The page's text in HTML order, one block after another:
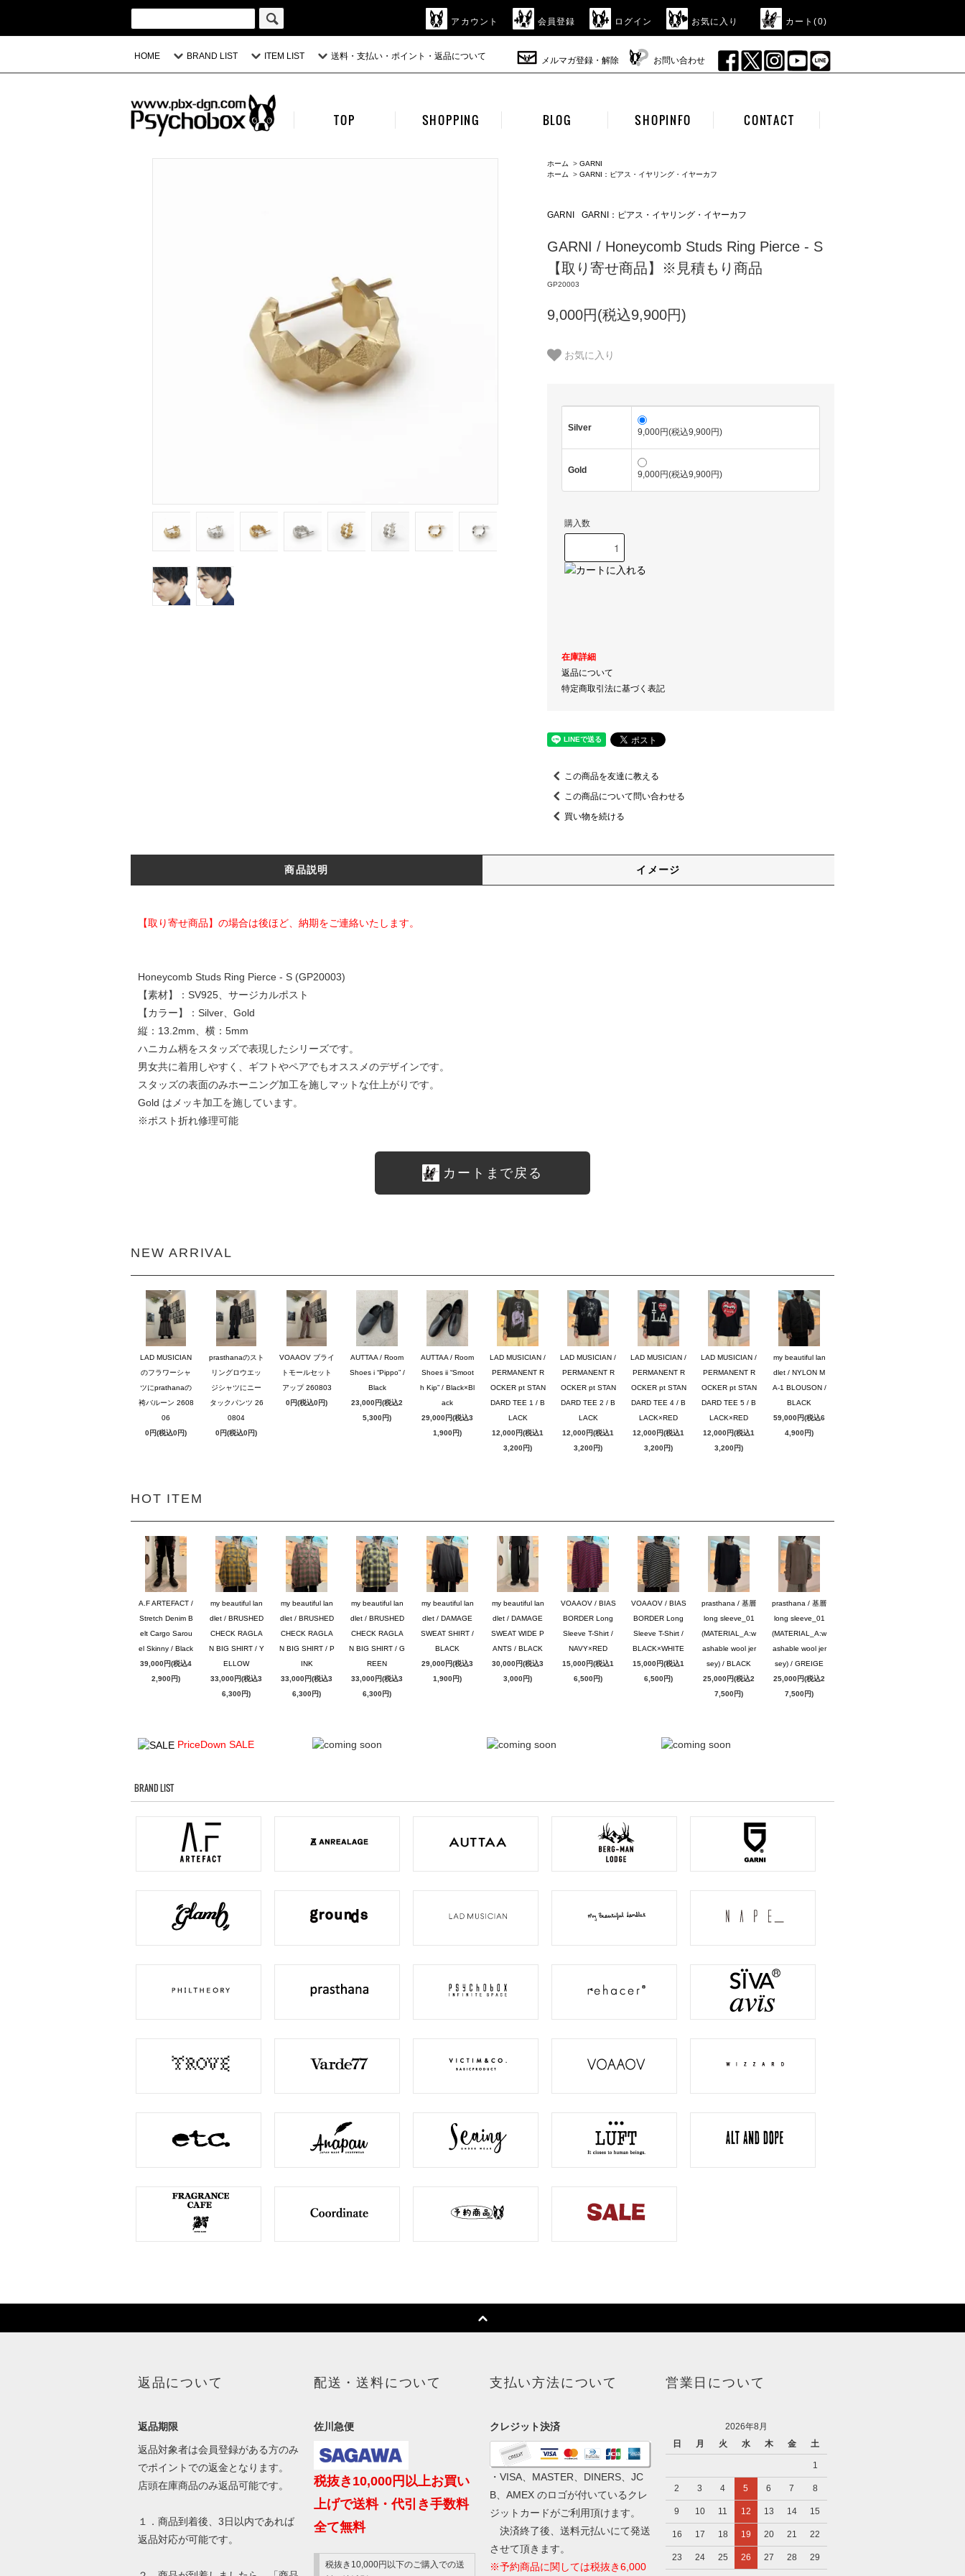
アカウント 会員登録 ログイン お気に入り カート(0)
HOME BRAND LIST ITEM LIST 送料・支払い・ポイント・返品について メルマガ登録・解除 お問い合わせ
TOP SHOPPING BLOG SHOPINFO CONTACT
ホーム > GARNI
ホーム
> GARNI：ピアス・イヤリング・イヤーカフ
GARNI GARNI：ピアス・イヤリング・イヤーカフ
GARNI / Honeycomb Studs Ring Pierce - S
【取り寄せ商品】※見積もり商品
GP20003
9,000円(税込9,900円)
お気に入り
Silver 9,000円(税込9,900円)
Gold 9,000円(税込9,900円)
購入数
在庫詳細
返品について
特定商取引法に基づく表記
この商品を友達に教える
この商品について問い合わせる
買い物を続ける
商品説明 イメージ
【取り寄せ商品】の場合は後ほど、納期をご連絡いたします。
Honeycomb Studs Ring Pierce - S (GP20003)
【素材】：SV925、サージカルポスト
【カラー】：Silver、Gold
縦：13.2mm、横：5mm
ハニカム柄をスタッズで表現したシリーズです。
男女共に着用しやすく、ギフトやペアでもオススメのデザインです。
スタッズの表面のみホーニング加工を施しマットな仕上がりです。
Gold はメッキ加工を施しています。
※ポスト折れ修理可能
カートまで戻る
NEW ARRIVAL
LAD MUSICIAN
のフラワーシャ
ツにprathanaの
袴バルーン 2608
06
0円(税込0円)
prasthanaのスト
リングロウエッ
ジシャツにニー
タックパンツ 26
0804
0円(税込0円)
VOAAOV ブライ
トモールセット
アップ 260803
0円(税込0円)
AUTTAA / Room
Shoes i “Pippo” /
Black
23,000円(税込2
5,300円)
AUTTAA / Room
Shoes ii “Smoot
h Kip” / Black×Bl
ack
29,000円(税込3
1,900円)
LAD MUSICIAN /
PERMANENT R
OCKER pt STAN
DARD TEE 1 / B
LACK
12,000円(税込1
3,200円)
LAD MUSICIAN /
PERMANENT R
OCKER pt STAN
DARD TEE 2 / B
LACK
12,000円(税込1
3,200円)
LAD MUSICIAN /
PERMANENT R
OCKER pt STAN
DARD TEE 4 / B
LACK×RED
12,000円(税込1
3,200円)
LAD MUSICIAN /
PERMANENT R
OCKER pt STAN
DARD TEE 5 / B
LACK×RED
12,000円(税込1
3,200円)
my beautiful lan
dlet / NYLON M
A-1 BLOUSON /
BLACK
59,000円(税込6
4,900円)
HOT ITEM
A.F ARTEFACT /
Stretch Denim B
elt Cargo Sarou
el Skinny / Black
39,000円(税込4
2,900円)
my beautiful lan
dlet / BRUSHED
CHECK RAGLA
N BIG SHIRT / Y
ELLOW
33,000円(税込3
6,300円)
my beautiful lan
dlet / BRUSHED
CHECK RAGLA
N BIG SHIRT / P
INK
33,000円(税込3
6,300円)
my beautiful lan
dlet / BRUSHED
CHECK RAGLA
N BIG SHIRT / G
REEN
33,000円(税込3
6,300円)
my beautiful lan
dlet / DAMAGE
SWEAT SHIRT /
BLACK
29,000円(税込3
1,900円)
my beautiful lan
dlet / DAMAGE
SWEAT WIDE P
ANTS / BLACK
30,000円(税込3
3,000円)
VOAAOV / BIAS
BORDER Long
Sleeve T-Shirt /
NAVY×RED
15,000円(税込1
6,500円)
VOAAOV / BIAS
BORDER Long
Sleeve T-Shirt /
BLACK×WHITE
15,000円(税込1
6,500円)
prasthana / 基層
long sleeve_01
(MATERIAL_A:w
ashable wool jer
sey) / BLACK
25,000円(税込2
7,500円)
prasthana / 基層
long sleeve_01
(MATERIAL_A:w
ashable wool jer
sey) / GREIGE
25,000円(税込2
7,500円)
PriceDown SALE
BRAND LIST
返品について
返品期限
返品対象者は会員登録がある方のみ
でポイントでの返金となります。
店頭在庫商品のみ返品可能です。
１．商品到着後、3日以内であれば
返品対応が可能です。
配送・送料について
佐川急便
税抜き10,000円以上お買い
上げで送料・代引き手数料
全て無料
税抜き10,000円以下のご購入での送
支払い方法について
クレジット決済
・VISA、MASTER、DINERS、JC
B、AMEX のロゴが付いているクレ
ジットカードがご利用頂けます。
決済終了後、送料元払いにて発送
させて頂きます。
※予約商品に関しては税抜き6,000
営業日について
2026年8月
日
月 火 水 木 金 土
1
2 3 4 5 6 7 8
9 10 11 12 13 14 15
16 17 18 19 20 21 22
23 24 25 26 27 28 29